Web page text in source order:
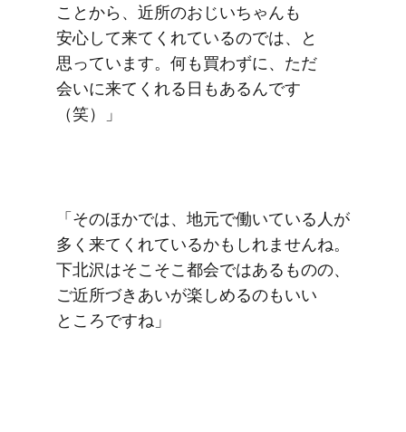
ことから、​近所の​おじいちゃんも​
安心して​来てくれているのでは、と​
思っています。​何も​買わずに、​ただ​
会いに​来てくれる​日も​あるんです​
（笑）」
「その​ほかでは、​地元で​働いている​人が​
多く​来てくれているかもしれませんね。​
下北沢は​そこそこ都会では​ある​ものの、​
ご近所づき​あいが​楽しめるのも​いい​
ところですね」